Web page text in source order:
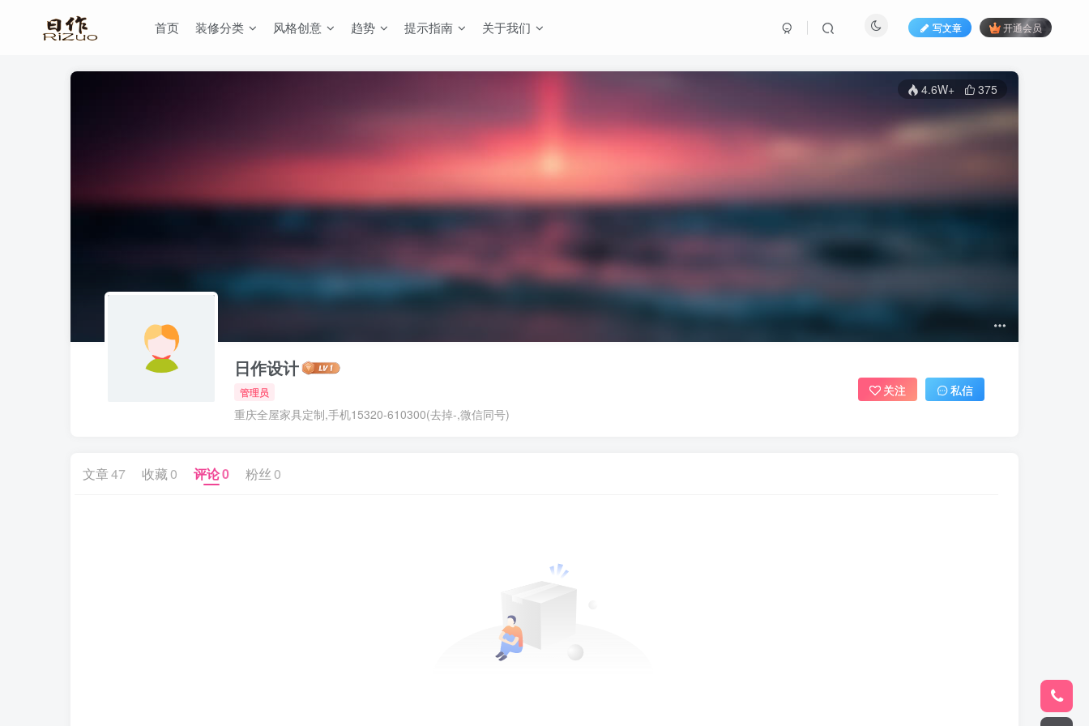
首页 装修分类 风格创意 趋势 提示指南 关于我们 写文章 开通会员
4.6W+ 375
日作设计
管理员
重庆全屋家具定制,手机15320-610300(去掉-,微信同号)
关注 私信
文章47 收藏 0 评论0 粉丝 0